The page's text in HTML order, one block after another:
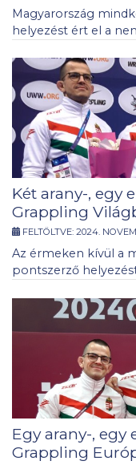
Magyarország
helyezést ért el a
Két arany-, egy
Grappling
FELTÖLTVE: 2024.
Az érmeken kívül a
pontszerző
Egy arany-, egy
Grappling